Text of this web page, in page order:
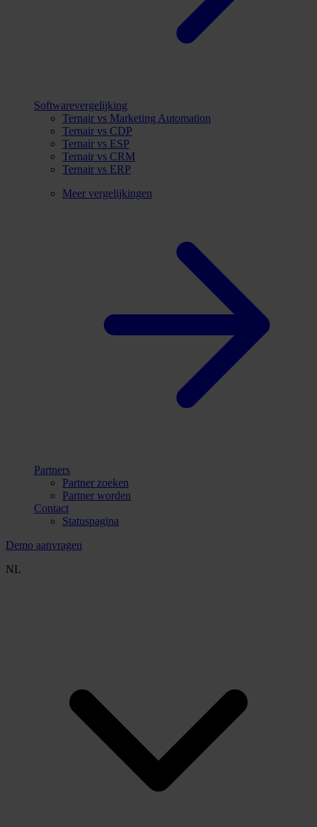
Softwarevergelijking
Ternair vs Marketing Automation
Ternair vs CDP
Ternair vs ESP
Ternair vs CRM
Ternair vs ERP
Meer vergelijkingen
Partners
Partner zoeken
Partner worden
Contact
Statuspagina
Demo aanvragen
NL